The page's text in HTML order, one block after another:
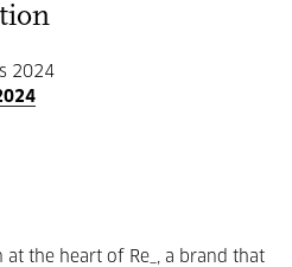
2024
at the heart of Re_, a brand that